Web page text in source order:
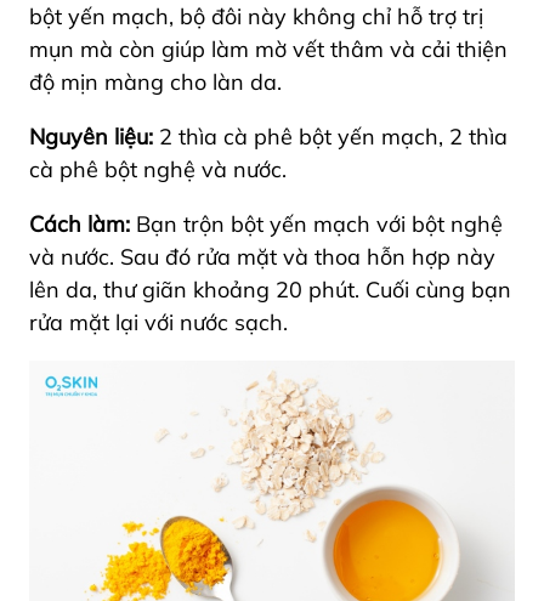
bột yến mạch, bộ đôi này không chỉ hỗ trợ trị
mụn mà còn giúp làm mờ vết thâm và cải thiện
độ mịn màng cho làn da.
Nguyên liệu: 2 thìa cà phê bột yến mạch, 2 thìa
cà phê bột nghệ và nước.
Cách làm: Bạn trộn bột yến mạch với bột nghệ
và nước. Sau đó rửa mặt và thoa hỗn hợp này
lên da, thư giãn khoảng 20 phút. Cuối cùng bạn
rửa mặt lại với nước sạch.